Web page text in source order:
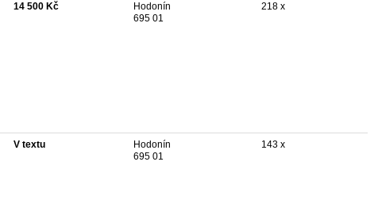
14 500 Kč
Hodonín
695 01
218 x
V textu
Hodonín
695 01
143 x